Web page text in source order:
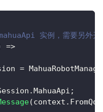
实例，需要另外
=>
=
.MahuaApi ;
(context . FromQq